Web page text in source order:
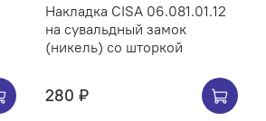
Накладка CISA 06.081.01.12
на сувальдный замок
(никель) со шторкой
280 ₽